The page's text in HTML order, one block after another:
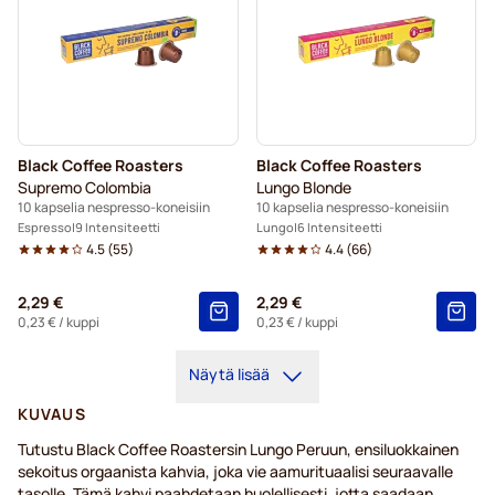
Black Coffee Roasters
Supremo Colombia
10 kapselia nespresso-koneisiin
Espresso 9 Intensiteetti
4.5(55)
2,29 €
0,23 €/ kuppi
Black Coffee Roasters
Lungo Blonde
10 kapselia nespresso-koneisiin
Lungo 6 Intensiteetti
4.4(66)
2,29 €
0,23 €/ kuppi
Näytä lisää
KUVAUS
Tutustu Black Coffee Roastersin Lungo Peruun, ensiluokkainen
sekoitus orgaanista kahvia, joka vie aamurituaalisi seuraavalle